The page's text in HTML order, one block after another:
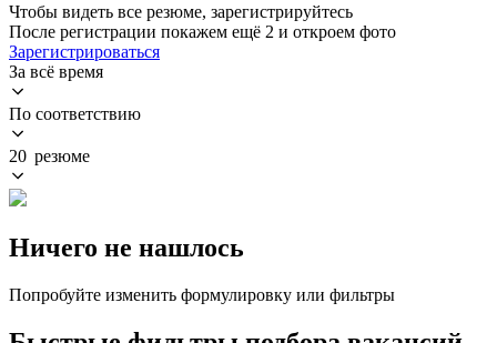
Чтобы видеть все резюме, зарегистрируйтесь
После регистрации покажем ещё 2 и откроем фото
Зарегистрироваться
За всё время
По соответствию
20 резюме
Ничего не нашлось
Попробуйте изменить формулировку или фильтры